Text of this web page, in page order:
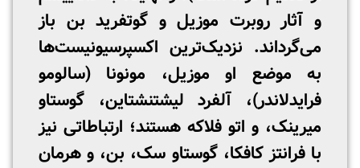
و آثار روبرت موزیل و گوتفرید بن باز
می‌گرداند. نزدیک‌ترین اکسپرسیونیست‌ها
به موضع او موزیل، مونونا (سالومو
فرایدلاندر)، آلفرد لیشتنشتاین، گوستاو
میرینک، و اتو فلاکه هستند؛ ارتباطاتی نیز
با فرانتز کافکا، گوستاو سک، بن، و هرمان